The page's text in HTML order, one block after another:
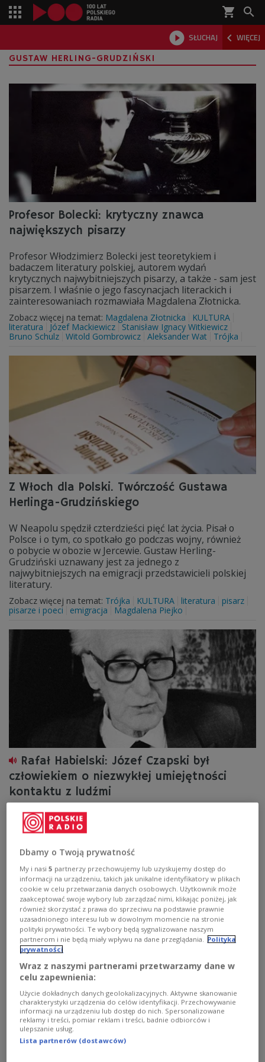
shopping_cart 
 SŁUCHAJ  WIĘCEJ

GUSTAW HERLING-GRUDZIŃSKI
Profesor Bolecki: krytyczny znawca
największych pisarzy
Profesor Włodzimierz Bolecki jest teoretykiem i
badaczem literatury polskiej, autorem wydań
krytycznych najwybitniejszych pisarzy, a także - sam jest
pisarzem. I właśnie o jego fascynacjach literackich i
zainteresowaniach rozmawiała Magdalena Złotnicka.
Zobacz więcej na temat: Magdalena Złotnicka
KULTURA
literatura
Józef Mackiewicz
Stanisław Ignacy Witkiewicz
Bruno Schulz Witold Gombrowicz Aleksander Wat Trójka
Z Włoch dla Polski. Twórczość Gustawa
Herlinga-Grudzińskiego
W Neapolu spędził czterdzieści pięć lat życia. Pisał o
Polsce i o tym, co spotkało go podczas wojny, również
o pobycie w obozie w Jercewie. Gustaw Herling-
Grudziński uznawany jest za jednego z
najwybitniejszych na emigracji przedstawicieli polskiej
literatury.
Zobacz więcej na temat: Trójka KULTURA literatura
pisarz
pisarze i poeci
emigracja Magdalena Piejko
Rafał Habielski: Józef Czapski był
człowiekiem o niezwykłej umiejętności
kontaktu z ludźmi
- Józef Czapski dzięki swojemu urokowi, zaangażowaniu,
bezinteresowności, która z niego biła, dał z siebie
do życia, ale również zapewnić jej w miarę spokojny byt,
wyjątkowym - mówił o bohaterze audycji "Ślady pamięci"
prof. Rafał Habielski.
Zobacz więcej na temat:Józef Czapski Rafał Habielski
Andrzej Mietkowski Jerzy Giedroyc Zofia Hertz
Zygmunt Hertz
Dbamy o Twoją prywatność
My i nasi5 partnerzy przechowujemy lub uzyskujemy dostęp do
informacji na urządzeniu, takich jak unikalne identyfikatory w plikach
cookie w celu przetwarzania danych osobowych. Użytkownik może
zaakceptować swoje wybory lub zarządzać nimi, klikając poniżej, jak
również skorzystać z prawa do sprzeciwu na podstawie prawnie
uzasadnionego interesu lub w dowolnym momencie na stronie
polityki prywatności. Te wybory będą sygnalizowane naszym
partnerom i nie będą miały wpływu na dane przeglądania. Polityka
prywatności
Wraz z naszymi partnerami przetwarzamy dane w
celu zapewnienia:
Użycie dokładnych danych geolokalizacyjnych. Aktywne skanowanie
charakterystyki urządzenia do celów identyfikacji. Przechowywanie
informacji na urządzeniu lub dostęp do nich. Spersonalizowane
reklamy i treści, pomiar reklam i treści, badnie odbiorców i
ulepszanie usług.
Lista partnerów (dostawców)